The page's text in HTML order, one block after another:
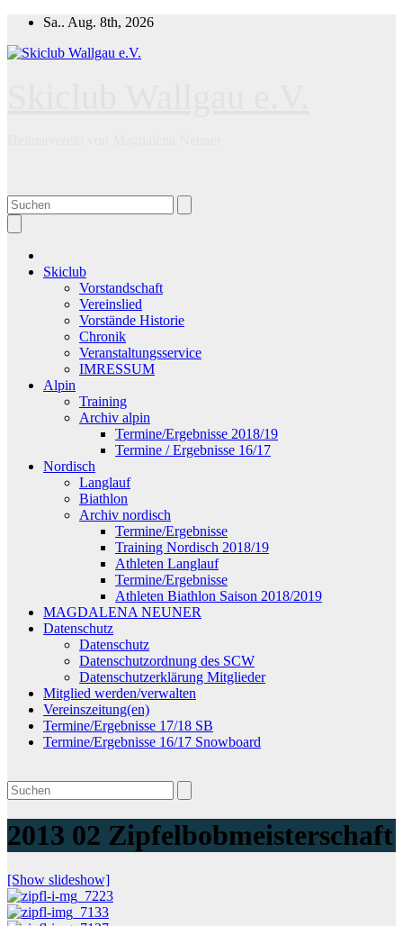
Zum
springen
Sa.. Aug. 8th, 2026
Skiclub
Vorstandschaft
Vereinslied
Vorstände Historie
Chronik
Veranstaltungsservice
IMRESSUM
Alpin
Training
Archiv alpin
Termine/Ergebnisse 2018/19
Termine / Ergebnisse 16/17
Nordisch
Langlauf
Biathlon
Archiv nordisch
Termine/Ergebnisse
Training Nordisch 2018/19
Athleten Langlauf
Termine/Ergebnisse
Athleten Biathlon Saison 2018/2019
MAGDALENA NEUNER
Datenschutz
Datenschutz
Datenschutzordnung des SCW
Datenschutzerklärung Mitglieder
Mitglied werden/verwalten
Vereinszeitung(en)
Termine/Ergebnisse 17/18 SB
Termine/Ergebnisse 16/17 Snowboard
2013 02 Zipfelbobmeisterschaft
[Show slideshow]